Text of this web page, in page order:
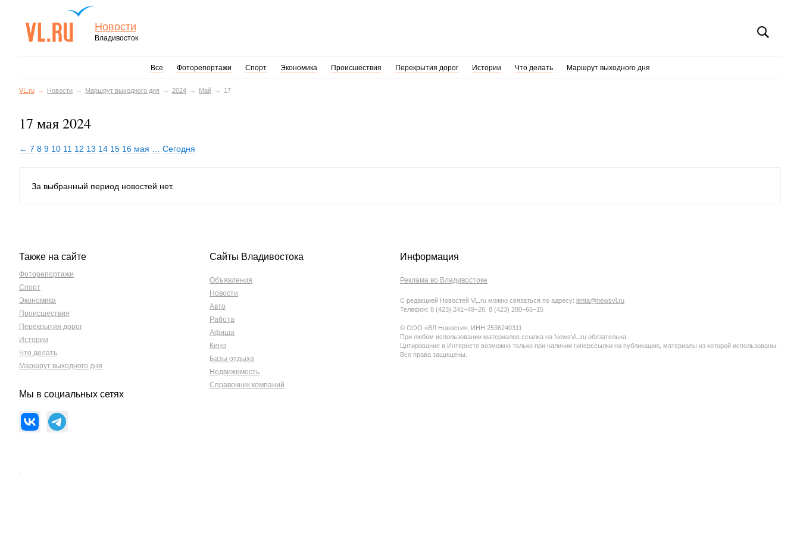
Новости
Владивосток
Все Фоторепортажи Спорт Экономика Происшествия Перекрытия дорог Истории Что делать Маршрут выходного дня
VL.ru Новости Маршрут выходного дня 2024 Май 17
17 мая 2024
← 7 8 9 10 11 12 13 14 15 16 мая Сегодня
За выбранный период новостей нет.
Также на сайте
Фоторепортажи
Спорт
Экономика
Происшествия
Перекрытия дорог
Истории
Что делать
Маршрут выходного дня
Мы в социальных сетях
Сайты Владивостока
Объявления
Новости
Авто
Работа
Афиша
Кино
Базы отдыха
Недвижимость
Справочник компаний
Информация
Реклама во Владивостоке
С редакцией Новостей VL.ru можно связаться по адресу: lenta@newsvl.ru
Телефон: 8 (423) 241−49−26, 8 (423) 280−66−15
© ООО «ВЛ Новости», ИНН 2536240311
При любом использовании материалов ссылка на NewsVL.ru обязательна.
Цитирование в Интернете возможно только при наличии гиперссылки на публикацию, материалы из которой использованы.
Все права защищены.